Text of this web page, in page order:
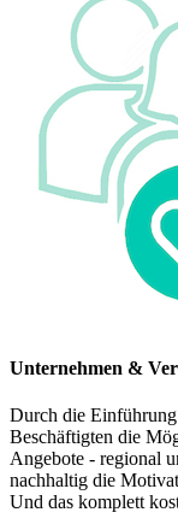
Unternehmen &
Durch die
Beschäftigten die
Angebote - regional
nachhaltig die
Und das komplett